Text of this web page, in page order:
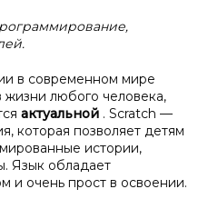
в современном мире
жизни любого человека,
актуальной . Scratch —
которая позволяет детям
истории,
Язык обладает
и очень прост в освоении.